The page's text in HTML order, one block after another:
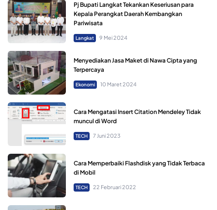
Pj Bupati Langkat Tekankan Keseriusan para
Kepala Perangkat Daerah Kembangkan
Pariwisata
Langkat 9 Mei 2024
Menyediakan Jasa Maket di Nawa Cipta yang
Terpercaya
Ekonomi 10 Maret 2024
Cara Mengatasi Insert Citation Mendeley Tidak
muncul di Word
TECH 7 Juni 2023
Cara Memperbaiki Flashdisk yang Tidak Terbaca
di Mobil
TECH 22 Februari 2022